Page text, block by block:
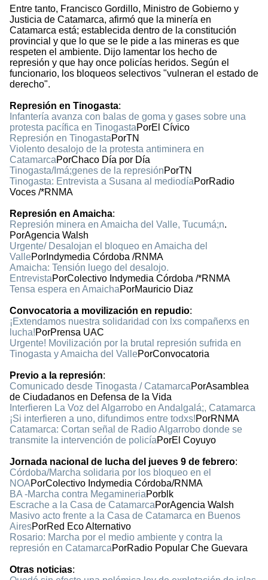
Entre tanto, Francisco Gordillo, Ministro de Gobierno y
Justicia de Catamarca, afirmó que la minería en
Catamarca está; establecida dentro de la constitución
provincial y que lo que se le pide a las mineras es que
respeten el ambiente. Dijo lamentar los hecho de
represión y que hay once policías heridos. Según el
funcionario, los bloqueos selectivos "vulneran el estado de
derecho".
Represión en Tinogasta:
Infantería avanza con balas de goma y gases sobre una
protesta pacífica en TinogastaPorEl Cívico
Represión en TinogastaPorTN
Violento desalojo de la protesta antiminera en
CatamarcaPorChaco Día por Día
Tinogasta/Imá;genes de la represiónPorTN
Tinogasta: Entrevista a Susana al mediodíaPorRadio
Voces /*RNMA
Represión en Amaicha:
Represión minera en Amaicha del Valle, Tucumá;n.
PorAgencia Walsh
Urgente/ Desalojan el bloqueo en Amaicha del
VallePorIndymedia Córdoba /RNMA
Amaicha: Tensión luego del desalojo.
EntrevistaPorColectivo Indymedia Córdoba /*RNMA
Tensa espera en AmaichaPorMauricio Diaz
Convocatoria a movilización en repudio:
¡Extendamos nuestra solidaridad con lxs compañerxs en
lucha!PorPrensa UAC
Urgente! Movilización por la brutal represión sufrida en
Tinogasta y Amaicha del VallePorConvocatoria
Previo a la represión:
Comunicado desde Tinogasta / CatamarcaPorAsamblea
de Ciudadanos en Defensa de la Vida
Interfieren La Voz del Algarrobo en Andalgalá;, Catamarca
¡Si interfieren a uno, difundimos entre todxs!PorRNMA
Catamarca: Cortan señal de Radio Algarrobo donde se
transmite la intervención de policíaPorEl Coyuyo
Jornada nacional de lucha del jueves 9 de febrero:
Córdoba/Marcha solidaria por los bloqueo en el
NOAPorColectivo Indymedia Córdoba/RNMA
BA -Marcha contra MegamineriaPorblk
Escrache a la Casa de CatamarcaPorAgencia Walsh
Masivo acto frente a la Casa de Catamarca en Buenos
AiresPorRed Eco Alternativo
Rosario: Marcha por el medio ambiente y contra la
represión en CatamarcaPorRadio Popular Che Guevara
Otras noticias: